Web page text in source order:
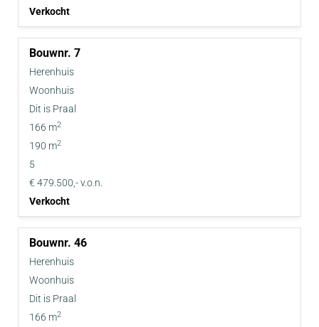
Verkocht
7
Herenhuis
Woonhuis
Dit is Praal
166 m2
190 m2
5
€ 479.500,- v.o.n.
Verkocht
46
Herenhuis
Woonhuis
Dit is Praal
166 m2